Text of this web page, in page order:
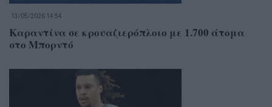
13/05/2026 14:54
Καραντίνα σε κρουαζιερόπλοιο με 1.700 άτομα
στο Μπορντό